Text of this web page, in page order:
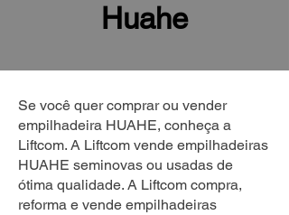
Huahe
Se você quer comprar ou vender
empilhadeira HUAHE, conheça a
Liftcom. A Liftcom vende empilhadeiras
HUAHE seminovas ou usadas de
ótima qualidade. A Liftcom compra,
reforma e vende empilhadeiras